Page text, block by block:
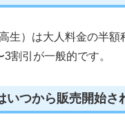
生）は大人料金の半額
割引が一般的です。
いつから販売開始さ